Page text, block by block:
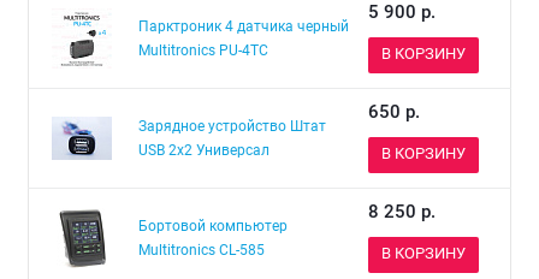
Парктроник 4 датчика черный
Multitronics PU-4TC
5 900 р.
В КОРЗИНУ
Зарядное устройство Штат
USB 2х2 Универсал
650 р.
В КОРЗИНУ
Бортовой компьютер
Multitronics СL-585
8 250 р.
В КОРЗИНУ